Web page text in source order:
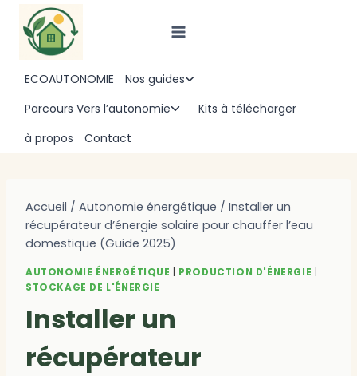
contenu
ECOAUTONOMIE Nos guides
le
Parcours Vers l’autonomie
Ouvrir/fermer
Kits à télécharger
à propos
Contact
Accueil / Autonomie énergétique / Installer un
récupérateur d’énergie solaire pour chauffer l’eau
domestique (Guide 2025)
AUTONOMIE ÉNERGÉTIQUE | PRODUCTION D'ÉNERGIE |
STOCKAGE DE L'ÉNERGIE
Installer un
récupérateur